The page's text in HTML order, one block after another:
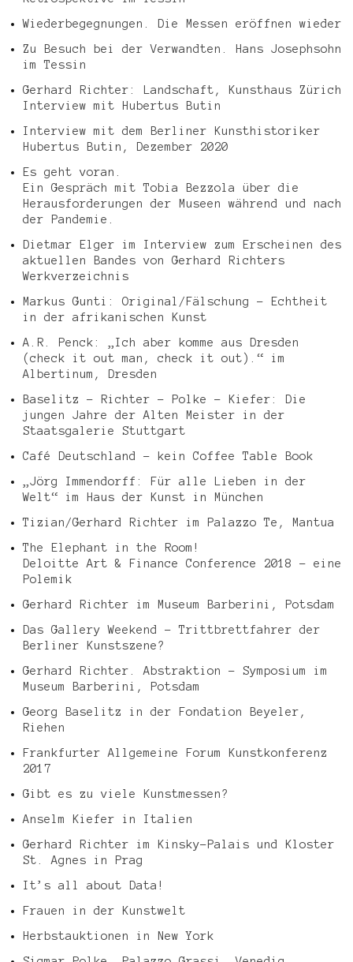
Wiederbegegnungen. Die Messen eröffnen wieder
Zu Besuch bei der Verwandten. Hans Josephsohn
im Tessin
Gerhard Richter: Landschaft, Kunsthaus Zürich
Interview mit Hubertus Butin
Interview mit dem Berliner Kunsthistoriker
Hubertus Butin, Dezember 2020
Es geht voran.
Ein Gespräch mit Tobia Bezzola über die
Herausforderungen der Museen während und nach
der Pandemie.
Dietmar Elger im Interview zum Erscheinen des
aktuellen Bandes von Gerhard Richters
Werkverzeichnis
Markus Gunti: Original/Fälschung – Echtheit
in der afrikanischen Kunst
A.R. Penck: „Ich aber komme aus Dresden
(check it out man, check it out).“ im
Albertinum, Dresden
Baselitz – Richter – Polke – Kiefer: Die
jungen Jahre der Alten Meister in der
Staatsgalerie Stuttgart
Café Deutschland – kein Coffee Table Book
„Jörg Immendorff: Für alle Lieben in der
Welt“ im Haus der Kunst in München
Tizian/Gerhard Richter im Palazzo Te, Mantua
The Elephant in the Room!
Deloitte Art & Finance Conference 2018 – eine
Polemik
Gerhard Richter im Museum Barberini, Potsdam
Das Gallery Weekend – Trittbrettfahrer der
Berliner Kunstszene?
Gerhard Richter. Abstraktion – Symposium im
Museum Barberini, Potsdam
Georg Baselitz in der Fondation Beyeler,
Riehen
Frankfurter Allgemeine Forum Kunstkonferenz
2017
Gibt es zu viele Kunstmessen?
Anselm Kiefer in Italien
Gerhard Richter im Kinsky-Palais und Kloster
St. Agnes in Prag
It’s all about Data!
Frauen in der Kunstwelt
Herbstauktionen in New York